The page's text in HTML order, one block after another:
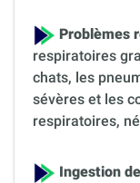
Problèmes
respiratoires
chats, les
sévères et les
respiratoires,
Ingestion